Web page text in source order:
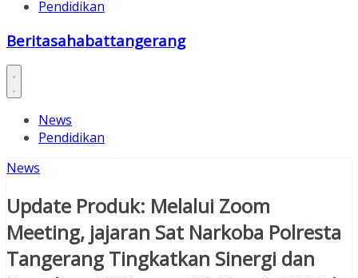
Pendidikan
Beritasahabattangerang
News
Pendidikan
News
Update Produk: Melalui Zoom
Meeting, jajaran Sat Narkoba Polresta
Tangerang Tingkatkan Sinergi dan